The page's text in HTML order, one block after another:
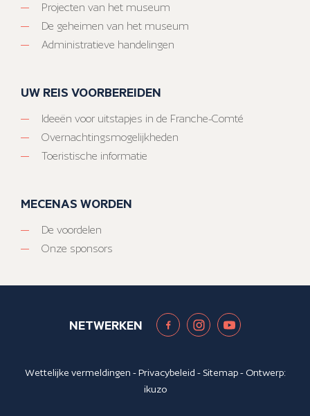
Projecten van het museum
De geheimen van het museum
Administratieve handelingen
UW REIS VOORBEREIDEN
Ideeën voor uitstapjes in de Franche-Comté
Overnachtingsmogelijkheden
Toeristische informatie
MECENAS WORDEN
De voordelen
Onze sponsors
NETWERKEN
Wettelijke vermeldingen -Privacybeleid - Sitemap- Ontwerp:
ikuzo